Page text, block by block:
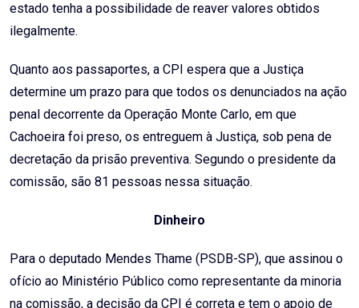
estado tenha a possibilidade de reaver valores obtidos
ilegalmente.
Quanto aos passaportes, a CPI espera que a Justiça
determine um prazo para que todos os denunciados na ação
penal decorrente da Operação Monte Carlo, em que
Cachoeira foi preso, os entreguem à Justiça, sob pena de
decretação da prisão preventiva. Segundo o presidente da
comissão, são 81 pessoas nessa situação.
Dinheiro
Para o deputado Mendes Thame (PSDB-SP), que assinou o
ofício ao Ministério Público como representante da minoria
na comissão, a decisão da CPI é correta e tem o apoio de